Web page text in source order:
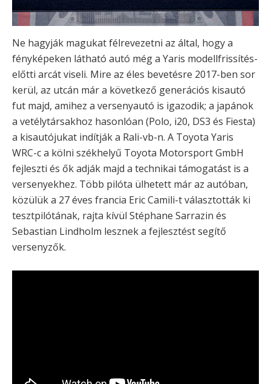
Ne hagyják magukat félrevezetni az által, hogy a
fényképeken látható autó még a Yaris modellfrissítés-
előtti arcát viseli. Mire az éles bevetésre 2017-ben sor
kerül, az utcán már a következő generációs kisautó
fut majd, amihez a versenyautó is igazodik; a japánok
a vetélytársakhoz hasonlóan (Polo, i20, DS3 és Fiesta)
a kisautójukat indítják a Rali-vb-n. A Toyota Yaris
WRC-c a kölni székhelyű Toyota Motorsport GmbH
fejleszti és ők adják majd a technikai támogatást is a
versenyekhez. Több pilóta ülhetett már az autóban,
közülük a 27 éves francia Eric Camili-t választották ki
tesztpilótának, rajta kívül Stéphane Sarrazin és
Sebastian Lindholm lesznek a fejlesztést segítő
versenyzők.